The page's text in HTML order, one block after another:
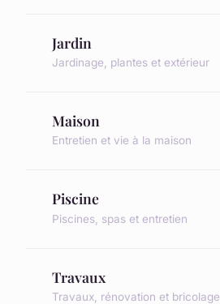
Jardin
Jardinage, plantes et extérieur
Maison
Entretien et vie à la maison
Piscine
Piscines, spas et entretien
Travaux
Travaux, rénovation et bricolage